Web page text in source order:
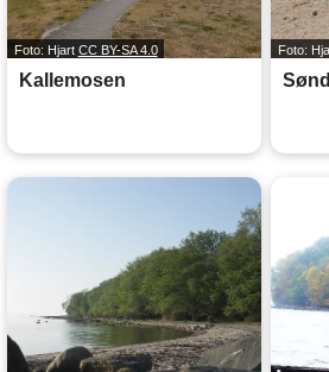
Foto: Hjart CC BY-SA 4.0
Kallemosen
Foto: